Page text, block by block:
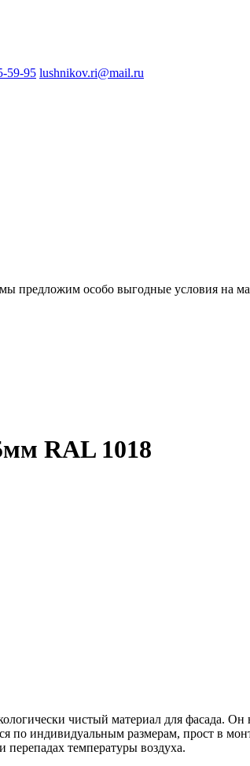
59-95 lushnikov.ri@mail.ru
предложим особо выгодные условия на
RAL 1018
чистый материал для фасада.
по индивидуальным размерам, прост в
температуры воздуха.